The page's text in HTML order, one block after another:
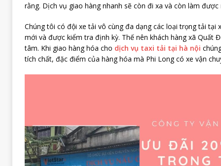
rằng. Dịch vụ giao hàng nhanh sẽ còn đi xa và còn làm
Chúng tôi có đội xe tải vô cùng đa dạng các loại trọng tải tại
mới và được kiểm tra định kỳ. Thế nên khách hàng xã Quất
tâm. Khi giao hàng hóa cho dịch vụ taxi tải tại hà nội
tích chất, đặc điểm của hàng hóa mà Phi Long có xe vận